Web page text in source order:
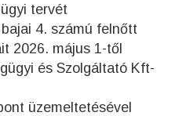
tervét
4. számú felnőtt
2026. május 1-től
és Szolgáltató Kft-
üzemeltetésével